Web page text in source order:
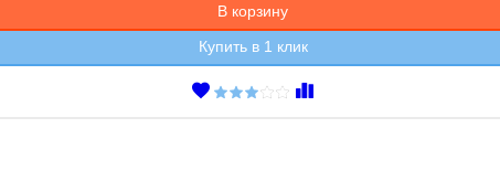
В корзину
Купить в 1 клик